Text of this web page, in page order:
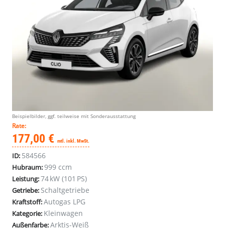
Beispielbilder, ggf. teilweise mit Sonderausstattung
Rate:
177,00 € mtl. inkl. MwSt.
ID: 584566
Hubraum:999 ccm
Leistung:74 kW (101 PS)
Getriebe: Schaltgetriebe
Kraftstoff:Autogas LPG
Kategorie: Kleinwagen
Außenfarbe:Arktis-Weiß